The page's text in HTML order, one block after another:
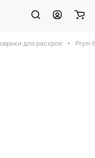
для раскроя Prym